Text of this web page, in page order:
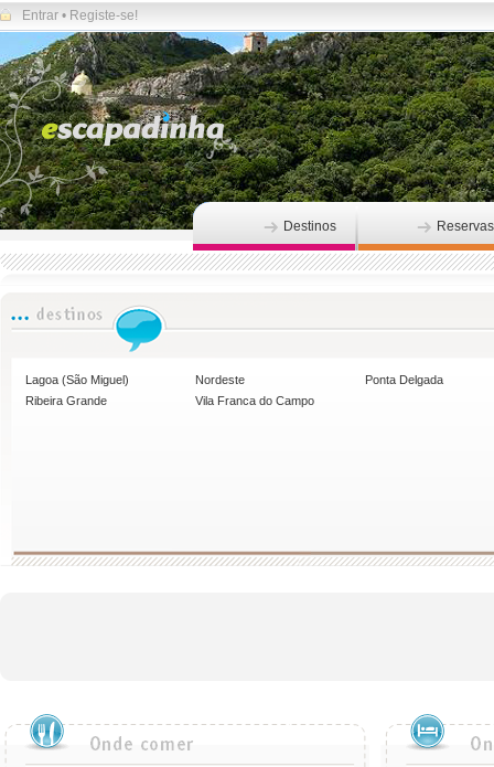
Entrar • Registe-se!
Destinos Reservas
Lagoa (São Miguel) Nordeste
Ponta Delgada
Ribeira Grande
Vila Franca do Campo